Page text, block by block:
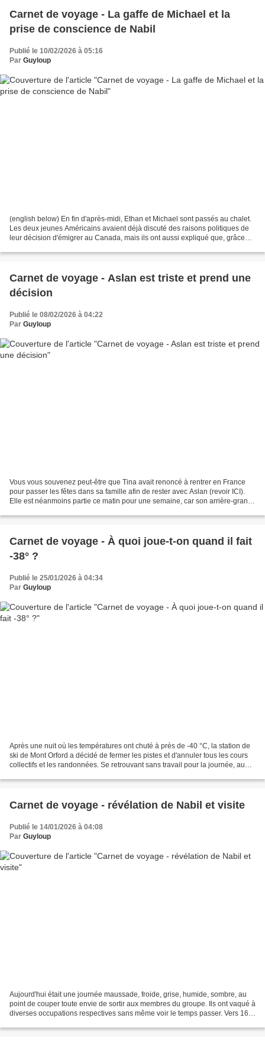
Carnet de voyage - La gaffe de Michael et la
prise de conscience de Nabil
Publié le 10/02/2026 à 05:16
Par Guyloup
(english below) En fin d'après-midi, Ethan et Michael sont passés au chalet.
Les deux jeunes Américains avaient déjà discuté des raisons politiques de
leur décision d'émigrer au Canada, mais ils ont aussi expliqué que, grâce
Carnet de voyage - Aslan est triste et prend une
décision
Publié le 08/02/2026 à 04:22
Par Guyloup
Vous vous souvenez peut-être que Tina avait renoncé à rentrer en France
pour passer les fêtes dans sa famille afin de rester avec Aslan (revoir ICI).
Elle est néanmoins partie ce matin pour une semaine, car son arrière-grand-
Carnet de voyage - À quoi joue-t-on quand il fait
-38° ?
Publié le 25/01/2026 à 04:34
Par Guyloup
Après une nuit où les températures ont chuté à près de -40 °C, la station de
ski de Mont Orford a décidé de fermer les pistes et d'annuler tous les cours
collectifs et les randonnées. Se retrouvant sans travail pour la journée, au
Carnet de voyage - révélation de Nabil et visite
Publié le 14/01/2026 à 04:08
Par Guyloup
Aujourd'hui était une journée maussade, froide, grise, humide, sombre, au
point de couper toute envie de sortir aux membres du groupe. Ils ont vaqué à
diverses occupations respectives sans même voir le temps passer. Vers 16